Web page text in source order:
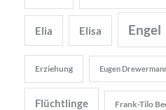
Elia Elisa Engel
Erziehung Eugen
Flüchtlinge Frank-Tilo